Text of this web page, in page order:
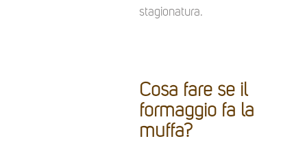
stagionatura.
Cosa fare se il
formaggio fa la
muffa?